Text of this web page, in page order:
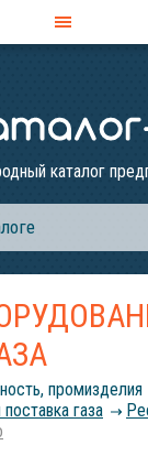
каталог
промизделия
газа